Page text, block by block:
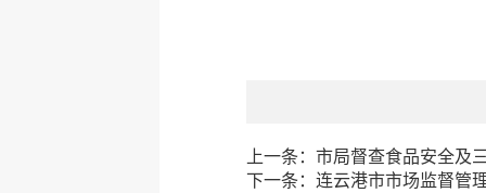
上一条： 市局督查食品安全及
下一条： 连云港市市场监督管